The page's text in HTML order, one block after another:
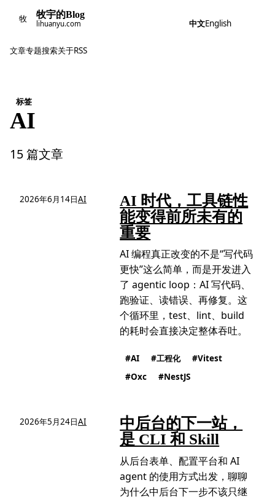
牧 牧宇的Blog
lihuanyu.com 中文English
文章专题搜索关于RSS
标签
AI
15 篇文章
2026年6月14日AI
AI 时代，工具链性
能变得前所未有的
重要
AI 编程真正改变的不是“写代码
更快”这么简单，而是开发进入
了 agentic loop：AI 写代码、
跑验证、读错误、再修复。这
个循环里，test、lint、build
的耗时会直接决定整体吞吐。
AI 工程化
Vitest
Oxc
NestJS
2026年5月24日AI
中后台的下一站，
是 CLI 和 Skill
从后台表单、配置平台和 AI
agent 的使用方式出发，聊聊
为什么中后台下一步不该只继